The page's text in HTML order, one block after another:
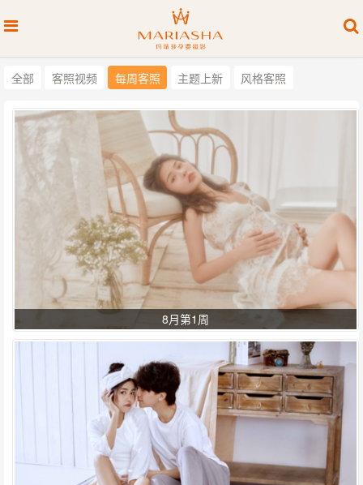
全部 客照视频 每周客照 主题上新 风格客照
8月第1周